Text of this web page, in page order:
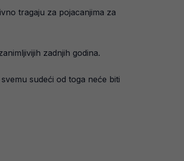
tragaju za pojacanjima za
zadnjih godina.
sudeći od toga neće biti